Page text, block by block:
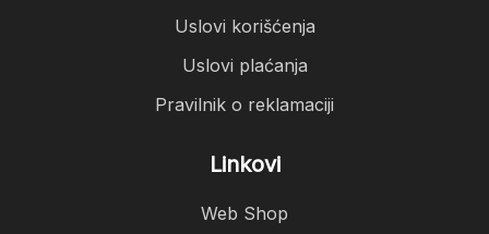
Uslovi korišćenja
Uslovi plaćanja
Pravilnik o reklamaciji
Linkovi
Web Shop